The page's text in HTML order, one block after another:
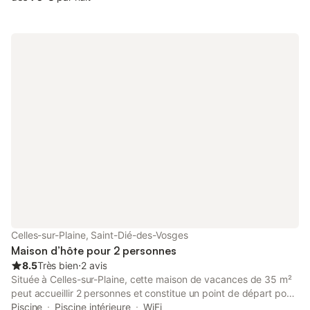
Celles-sur-Plaine, Saint-Dié-des-Vosges
Maison d’hôte pour 2 personnes
8.5Très bien⋅2 avis
Située à Celles-sur-Plaine, cette maison de vacances de 35 m²
peut accueillir 2 personnes et constitue un point de départ pour
explorer le paysage montagneux environnant. La propriété se
Piscine Piscine intérieure
WiFi